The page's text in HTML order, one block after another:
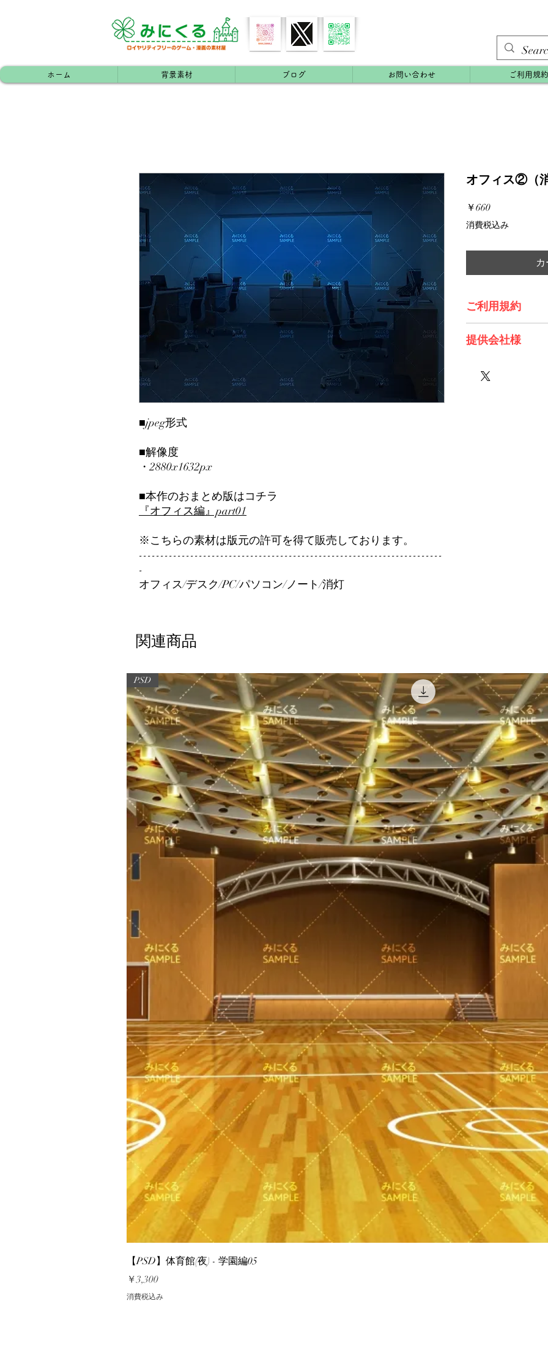
ホーム 背景素材 ブログ お問い合わせ ご利用規約
■jpeg形式
■解像度
・2880x1632px
■本作のおまとめ版はコチラ
『オフィス編』part01
※こちらの素材は版元の許可を得て販売しております。
-----------------------------------------------------------------------
-
オフィス/デスク/PC/パソコン/ノート/消灯
オフィス②（
￥660価
格
消費税込み
ご利用規約
提供会社様
関連商品
PSD
【PSD】体育館(夜) - 学園編05
価格
￥3,300
消費税込み